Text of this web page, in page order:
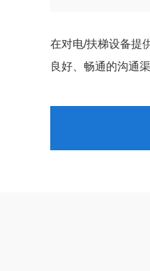
在对电/扶梯设备提
良好、畅通的沟通渠